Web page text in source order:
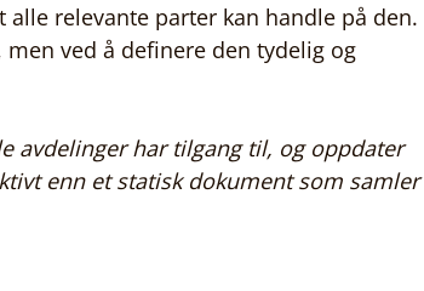
relevante parter kan handle på den.
ved å definere den tydelig og
avdelinger har tilgang til, og oppdater
enn et statisk dokument som samler